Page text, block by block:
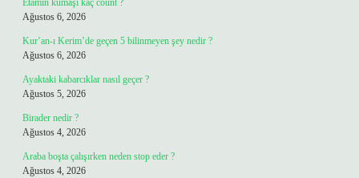
Etamin kumaşı kaç count ?
Ağustos 6, 2026
Kur’an-ı Kerim’de geçen 5 bilinmeyen şey nedir ?
Ağustos 6, 2026
Ayaktaki kabarcıklar nasıl geçer ?
Ağustos 5, 2026
Birader nedir ?
Ağustos 4, 2026
Araba boşta çalışırken neden stop eder ?
Ağustos 4, 2026